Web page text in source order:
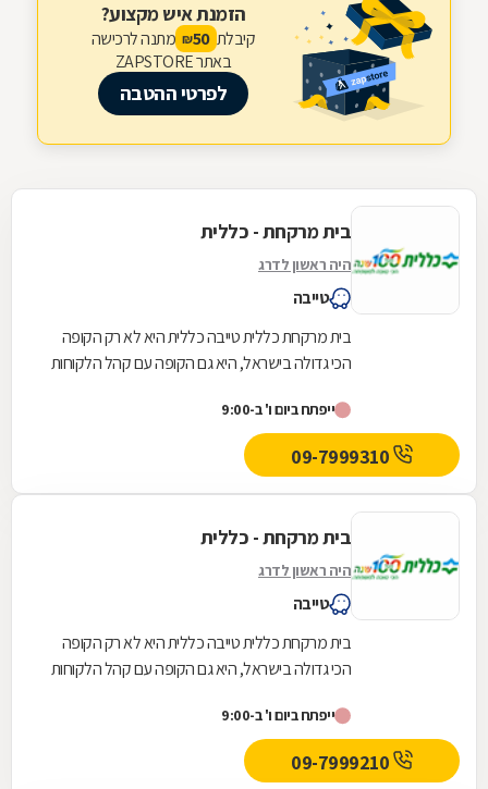
הזמנת איש מקצוע?
קיבלת 50
₪ מתנה לרכישה
באתר ZAPSTORE
לפרטי ההטבה
בית מרקחת - כללית
היה ראשון לדרג
טייבה
בית מרקחת כללית טייבה כללית היא לא רק הקופה
הכי גדולה בישראל, היא גם הקופה עם קהל הלקוחות
שירות...
ייפתח ביום ו' ב-9:00
בית מרקחת - כללית
היה ראשון לדרג
טייבה
בית מרקחת כללית טייבה כללית היא לא רק הקופה
הכי גדולה בישראל, היא גם הקופה עם קהל הלקוחות
שירות...
ייפתח ביום ו' ב-9:00